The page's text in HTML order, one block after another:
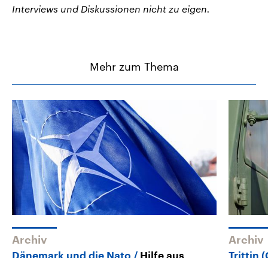
Interviews und Diskussionen nicht zu eigen.
Mehr zum Thema
Archiv
Dänemark und die Nato
Hilfe aus
Archiv
Trittin